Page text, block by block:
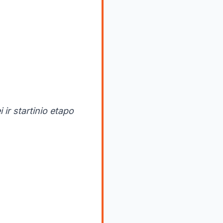
ir startinio etapo